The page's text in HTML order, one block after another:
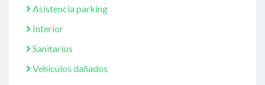
Asistencia parking
Interior
Sanitarios
Vehículos dañados